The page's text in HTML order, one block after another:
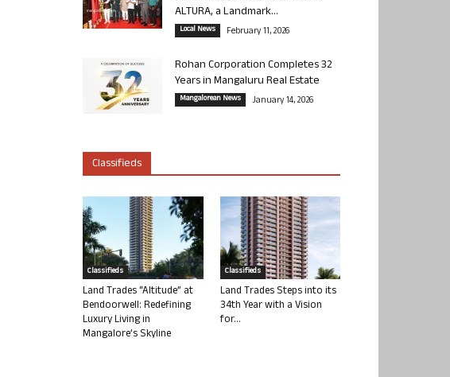
ALTURA, a Landmark...
Local News February 11, 2026
Rohan Corporation Completes 32
Years in Mangaluru Real Estate
Mangalorean News January 14, 2026
Classifieds
Classifieds
Land Trades “Altitude” at
Bendoorwell: Redefining
Luxury Living in
Mangalore’s Skyline
Classifieds
Land Trades Steps into its
34th Year with a Vision
for...